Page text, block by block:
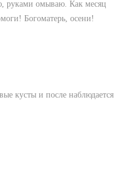
руками омываю. Как месяц
Богоматерь, осени!
кусты и после наблюдается